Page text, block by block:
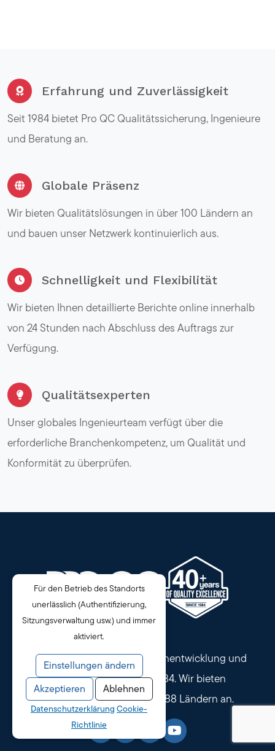
Erfahrung und Zuverlässigkeit
Seit 1984 bietet Pro QC Qualitätssicherung, Ingenieure
und Beratung an.
Globale Präsenz
Wir bieten Qualitätslösungen in über 100 Ländern an
und bauen unser Netzwerk kontinuierlich aus.
Schnelligkeit und Flexibilität
Wir bieten Ihnen detaillierte Berichte online innerhalb
von 24 Stunden nach Abschluss des Auftrags zur
Verfügung.
Qualitätsexperten
Unser globales Ingenieurteam verfügt über die
erforderliche Branchenkompetenz, um Qualität und
Konformität zu überprüfen.
Qualitätskontrolle, Lieferantenentwicklung und
Firmenbetreuung seit 1984. Wir bieten
Qualitätslösungen in über 88 Ländern an.
Für den Betrieb des Standorts
unerlässlich (Authentifizierung,
Sitzungsverwaltung usw.) und immer
aktiviert.
Einstellungen ändern
Akzeptieren
Ablehnen
Datenschutzerklärung Cookie-
Richtlinie